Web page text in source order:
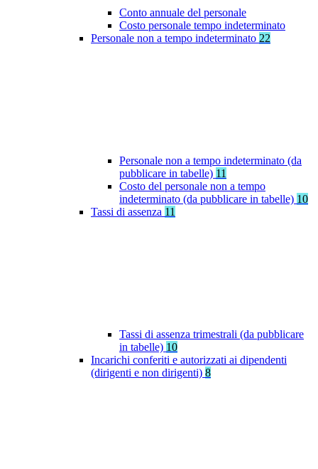
Conto annuale del personale
Costo personale tempo indeterminato
Personale non a tempo indeterminato 22
Personale non a tempo indeterminato (da
pubblicare in tabelle) 11
Costo del personale non a tempo
indeterminato (da pubblicare in tabelle) 10
Tassi di assenza 11
Tassi di assenza trimestrali (da pubblicare
in tabelle) 10
Incarichi conferiti e autorizzati ai dipendenti
(dirigenti e non dirigenti) 8